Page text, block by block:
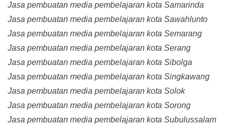
Jasa pembuatan media pembelajaran kota Samarinda
Jasa pembuatan media pembelajaran kota Sawahlunto
Jasa pembuatan media pembelajaran kota Semarang
Jasa pembuatan media pembelajaran kota Serang
Jasa pembuatan media pembelajaran kota Sibolga
Jasa pembuatan media pembelajaran kota Singkawang
Jasa pembuatan media pembelajaran kota Solok
Jasa pembuatan media pembelajaran kota Sorong
Jasa pembuatan media pembelajaran kota Subulussalam